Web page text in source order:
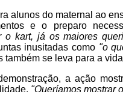
alunos do maternal ao
e o preparo
o kart, já os maiores
inusitadas como "o
também se leva para a
a ação
"Queríamos mostrar